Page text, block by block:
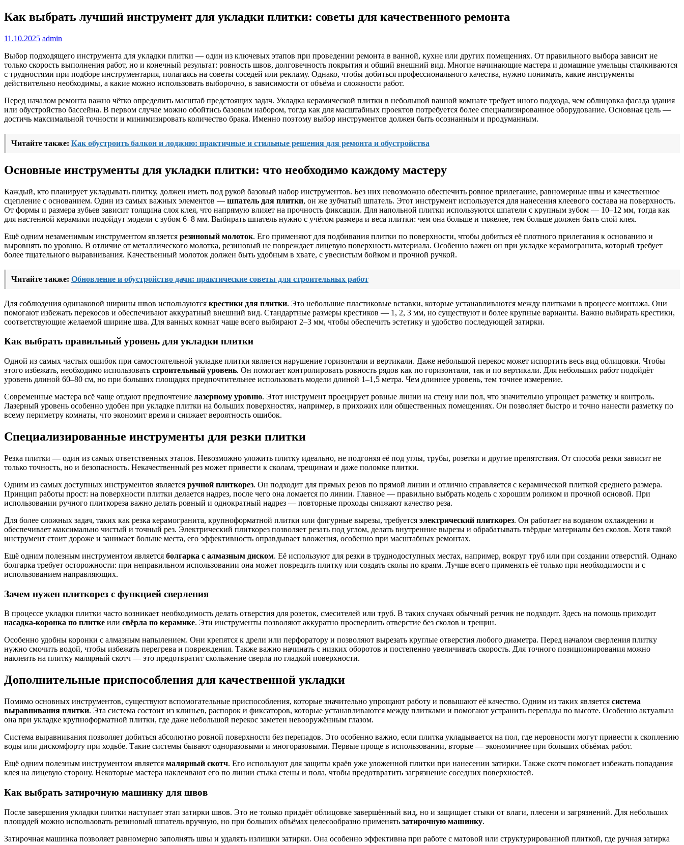
Как выбрать лучший инструмент для укладки плитки: советы для качественного ремонта
11.10.2025 admin
Выбор подходящего инструмента для укладки плитки — один из ключевых этапов при проведении ремонта в ванной, кухне или других помещениях. От правильного выбора зависит не
только скорость выполнения работ, но и конечный результат: ровность швов, долговечность покрытия и общий внешний вид. Многие начинающие мастера и домашние умельцы сталкиваются
с трудностями при подборе инструментария, полагаясь на советы соседей или рекламу. Однако, чтобы добиться профессионального качества, нужно понимать, какие инструменты
действительно необходимы, а какие можно использовать выборочно, в зависимости от объёма и сложности работ.
Перед началом ремонта важно чётко определить масштаб предстоящих задач. Укладка керамической плитки в небольшой ванной комнате требует иного подхода, чем облицовка фасада здания
или обустройство бассейна. В первом случае можно обойтись базовым набором, тогда как для масштабных проектов потребуется более специализированное оборудование. Основная цель —
достичь максимальной точности и минимизировать количество брака. Именно поэтому выбор инструментов должен быть осознанным и продуманным.
Читайте также: Как обустроить балкон и лоджию: практичные и стильные решения для ремонта и обустройства
Основные инструменты для укладки плитки: что необходимо каждому мастеру
Каждый, кто планирует укладывать плитку, должен иметь под рукой базовый набор инструментов. Без них невозможно обеспечить ровное прилегание, равномерные швы и качественное
сцепление с основанием. Один из самых важных элементов — шпатель для плитки, он же зубчатый шпатель. Этот инструмент используется для нанесения клеевого состава на поверхность.
От формы и размера зубьев зависит толщина слоя клея, что напрямую влияет на прочность фиксации. Для напольной плитки используются шпатели с крупным зубом — 10–12 мм, тогда как
для настенной керамики подойдут модели с зубом 6–8 мм. Выбирать шпатель нужно с учётом размера и веса плитки: чем она больше и тяжелее, тем больше должен быть слой клея.
Ещё одним незаменимым инструментом является резиновый молоток. Его применяют для подбивания плитки по поверхности, чтобы добиться её плотного прилегания к основанию и
выровнять по уровню. В отличие от металлического молотка, резиновый не повреждает лицевую поверхность материала. Особенно важен он при укладке керамогранита, который требует
более тщательного выравнивания. Качественный молоток должен быть удобным в хвате, с увесистым бойком и прочной ручкой.
Читайте также: Обновление и обустройство дачи: практические советы для строительных работ
Для соблюдения одинаковой ширины швов используются крестики для плитки. Это небольшие пластиковые вставки, которые устанавливаются между плитками в процессе монтажа. Они
помогают избежать перекосов и обеспечивают аккуратный внешний вид. Стандартные размеры крестиков — 1, 2, 3 мм, но существуют и более крупные варианты. Важно выбирать крестики,
соответствующие желаемой ширине шва. Для ванных комнат чаще всего выбирают 2–3 мм, чтобы обеспечить эстетику и удобство последующей затирки.
Как выбрать правильный уровень для укладки плитки
Одной из самых частых ошибок при самостоятельной укладке плитки является нарушение горизонтали и вертикали. Даже небольшой перекос может испортить весь вид облицовки. Чтобы
этого избежать, необходимо использовать строительный уровень. Он помогает контролировать ровность рядов как по горизонтали, так и по вертикали. Для небольших работ подойдёт
уровень длиной 60–80 см, но при больших площадях предпочтительнее использовать модели длиной 1–1,5 метра. Чем длиннее уровень, тем точнее измерение.
Современные мастера всё чаще отдают предпочтение лазерному уровню. Этот инструмент проецирует ровные линии на стену или пол, что значительно упрощает разметку и контроль.
Лазерный уровень особенно удобен при укладке плитки на больших поверхностях, например, в прихожих или общественных помещениях. Он позволяет быстро и точно нанести разметку по
всему периметру комнаты, что экономит время и снижает вероятность ошибок.
Специализированные инструменты для резки плитки
Резка плитки — один из самых ответственных этапов. Невозможно уложить плитку идеально, не подгоняя её под углы, трубы, розетки и другие препятствия. От способа резки зависит не
только точность, но и безопасность. Некачественный рез может привести к сколам, трещинам и даже поломке плитки.
Одним из самых доступных инструментов является ручной плиткорез. Он подходит для прямых резов по прямой линии и отлично справляется с керамической плиткой среднего размера.
Принцип работы прост: на поверхности плитки делается надрез, после чего она ломается по линии. Главное — правильно выбрать модель с хорошим роликом и прочной основой. При
использовании ручного плиткореза важно делать ровный и однократный надрез — повторные проходы снижают качество реза.
Для более сложных задач, таких как резка керамогранита, крупноформатной плитки или фигурные вырезы, требуется электрический плиткорез. Он работает на водяном охлаждении и
обеспечивает максимально чистый и точный рез. Электрический плиткорез позволяет резать под углом, делать внутренние вырезы и обрабатывать твёрдые материалы без сколов. Хотя такой
инструмент стоит дороже и занимает больше места, его эффективность оправдывает вложения, особенно при масштабных ремонтах.
Ещё одним полезным инструментом является болгарка с алмазным диском. Её используют для резки в труднодоступных местах, например, вокруг труб или при создании отверстий. Однако
болгарка требует осторожности: при неправильном использовании она может повредить плитку или создать сколы по краям. Лучше всего применять её только при необходимости и с
использованием направляющих.
Зачем нужен плиткорез с функцией сверления
В процессе укладки плитки часто возникает необходимость делать отверстия для розеток, смесителей или труб. В таких случаях обычный резчик не подходит. Здесь на помощь приходит
насадка-коронка по плитке или свёрла по керамике. Эти инструменты позволяют аккуратно просверлить отверстие без сколов и трещин.
Особенно удобны коронки с алмазным напылением. Они крепятся к дрели или перфоратору и позволяют вырезать круглые отверстия любого диаметра. Перед началом сверления плитку
нужно смочить водой, чтобы избежать перегрева и повреждения. Также важно начинать с низких оборотов и постепенно увеличивать скорость. Для точного позиционирования можно
наклеить на плитку малярный скотч — это предотвратит скольжение сверла по гладкой поверхности.
Дополнительные приспособления для качественной укладки
Помимо основных инструментов, существуют вспомогательные приспособления, которые значительно упрощают работу и повышают её качество. Одним из таких является система
выравнивания плитки. Эта система состоит из клиньев, распорок и фиксаторов, которые устанавливаются между плитками и помогают устранить перепады по высоте. Особенно актуальна
она при укладке крупноформатной плитки, где даже небольшой перекос заметен невооружённым глазом.
Система выравнивания позволяет добиться абсолютно ровной поверхности без перепадов. Это особенно важно, если плитка укладывается на пол, где неровности могут привести к скоплению
воды или дискомфорту при ходьбе. Такие системы бывают одноразовыми и многоразовыми. Первые проще в использовании, вторые — экономичнее при больших объёмах работ.
Ещё одним полезным инструментом является малярный скотч. Его используют для защиты краёв уже уложенной плитки при нанесении затирки. Также скотч помогает избежать попадания
клея на лицевую сторону. Некоторые мастера наклеивают его по линии стыка стены и пола, чтобы предотвратить загрязнение соседних поверхностей.
Как выбрать затирочную машинку для швов
После завершения укладки плитки наступает этап затирки швов. Это не только придаёт облицовке завершённый вид, но и защищает стыки от влаги, плесени и загрязнений. Для небольших
площадей можно использовать резиновый шпатель вручную, но при больших объёмах целесообразно применять затирочную машинку.
Затирочная машинка позволяет равномерно заполнять швы и удалять излишки затирки. Она особенно эффективна при работе с матовой или структурированной плиткой, где ручная затирка